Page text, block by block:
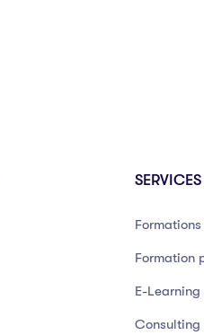
SERVICES
Formation
E-Learning
Consulting